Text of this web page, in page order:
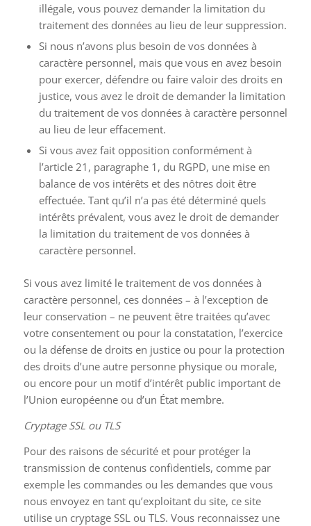
illégale, vous pouvez demander la limitation du
traitement des données au lieu de leur suppression.
Si nous n’avons plus besoin de vos données à
caractère personnel, mais que vous en avez besoin
pour exercer, défendre ou faire valoir des droits en
justice, vous avez le droit de demander la limitation
du traitement de vos données à caractère personnel
au lieu de leur effacement.
Si vous avez fait opposition conformément à
l’article 21, paragraphe 1, du RGPD, une mise en
balance de vos intérêts et des nôtres doit être
effectuée. Tant qu’il n’a pas été déterminé quels
intérêts prévalent, vous avez le droit de demander
la limitation du traitement de vos données à
caractère personnel.
Si vous avez limité le traitement de vos données à
caractère personnel, ces données – à l’exception de
leur conservation – ne peuvent être traitées qu’avec
votre consentement ou pour la constatation, l’exercice
ou la défense de droits en justice ou pour la protection
des droits d’une autre personne physique ou morale,
ou encore pour un motif d’intérêt public important de
l’Union européenne ou d’un État membre.
Cryptage SSL ou TLS
Pour des raisons de sécurité et pour protéger la
transmission de contenus confidentiels, comme par
exemple les commandes ou les demandes que vous
nous envoyez en tant qu’exploitant du site, ce site
utilise un cryptage SSL ou TLS. Vous reconnaissez une